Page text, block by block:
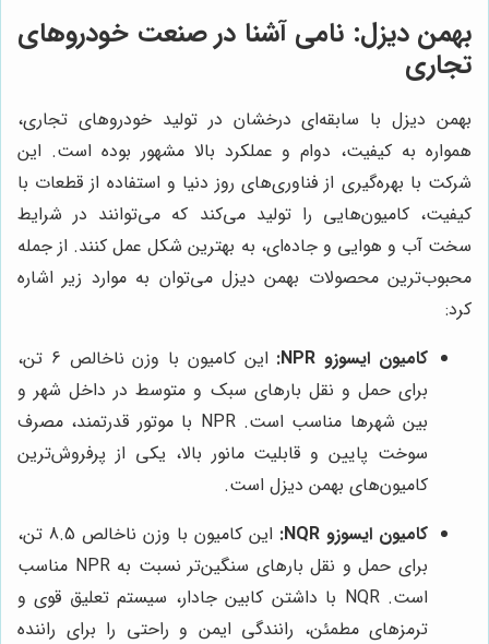
بهمن دیزل: نامی آشنا در صنعت خودروهای
تجاری
بهمن دیزل با سابقه‌ای درخشان در تولید خودروهای تجاری،
همواره به کیفیت، دوام و عملکرد بالا مشهور بوده است. این
شرکت با بهره‌گیری از فناوری‌های روز دنیا و استفاده از قطعات با
کیفیت، کامیون‌هایی را تولید می‌کند که می‌توانند در شرایط
سخت آب و هوایی و جاده‌ای، به بهترین شکل عمل کنند. از جمله
محبوب‌ترین محصولات بهمن دیزل می‌توان به موارد زیر اشاره
کرد:
کامیون ایسوزو NPR:
این کامیون با وزن ناخالص 6 تن،
برای حمل و نقل بارهای سبک و متوسط در داخل شهر و
بین شهرها مناسب است. NPR با موتور قدرتمند، مصرف
سوخت پایین و قابلیت مانور بالا، یکی از پرفروش‌ترین
کامیون‌های بهمن دیزل است.
کامیون ایسوزو NQR:
این کامیون با وزن ناخالص 8.5 تن،
برای حمل و نقل بارهای سنگین‌تر نسبت به NPR مناسب
است. NQR با داشتن کابین جادار، سیستم تعلیق قوی و
ترمزهای مطمئن، رانندگی ایمن و راحتی را برای راننده